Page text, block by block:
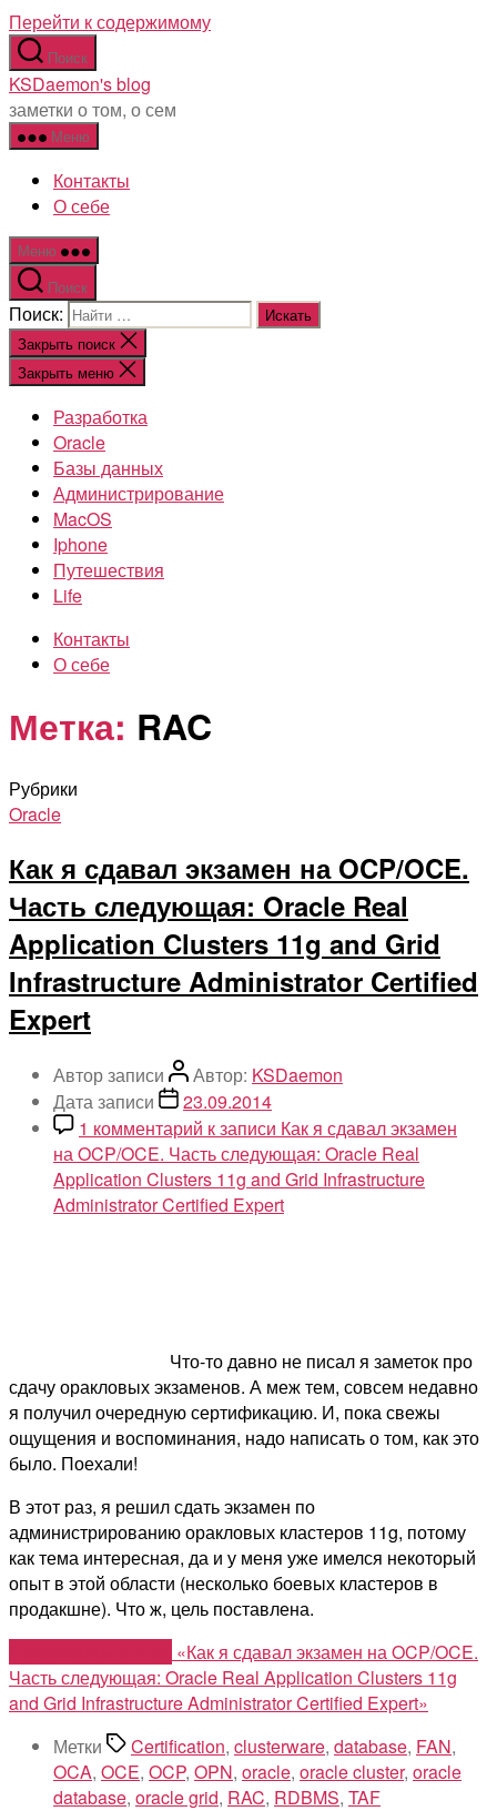
Перейти к содержимому
Поиск
KSDaemon's blog
заметки о том, о сем
Меню
Контакты
О себе
Меню
Поиск
Поиск:
Закрыть поиск
Закрыть меню
Разработка
Oracle
Базы данных
Администрирование
MacOS
Iphone
Путешествия
Life
Контакты
О себе
Метка: RAC
Рубрики
Oracle
Как я сдавал экзамен на OCP/OCE.
Часть следующая: Oracle Real
Application Clusters 11g and Grid
Infrastructure Administrator Certified
Expert
Автор записи Автор: KSDaemon
Дата записи
23.09.2014
1 комментарий к записи Как я сдавал экзамен
на OCP/OCE. Часть следующая: Oracle Real
Application Clusters 11g and Grid Infrastructure
Administrator Certified Expert
Что-то давно не писал я заметок про
сдачу оракловых экзаменов. А меж тем, совсем недавно
я получил очередную сертификацию. И, пока свежы
ощущения и воспоминания, надо написать о том, как это
было. Поехали!
В этот раз, я решил сдать экзамен по
администрированию оракловых кластеров 11g, потому
как тема интересная, да и у меня уже имелся некоторый
опыт в этой области (несколько боевых кластеров в
продакшне). Что ж, цель поставлена.
«Как я сдавал экзамен на OCP/OCE.
Часть следующая: Oracle Real Application Clusters 11g
and Grid Infrastructure Administrator Certified Expert»
Метки
Certification, clusterware, database, FAN,
OCA, OCE, OCP, OPN, oracle, oracle cluster, oracle
database, oracle grid, RAC, RDBMS, TAF